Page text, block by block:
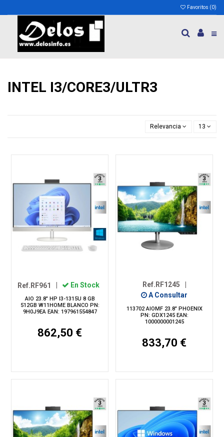
Favoritos (0)
INTEL I3/CORE3/ULTR3
Relevancia 13
Ref.RF961 En Stock
AIO 23.8" HP I3-1315U 8 GB
512GB W11HOME BLANCO PN:
9H0J9EA EAN: 197961554847
862,50 €
Ref.RF1245
|
A Consultar
113702 AIOMF 23.8" PHOENIX
PN: GDX1245 EAN:
1000000001245
833,70 €